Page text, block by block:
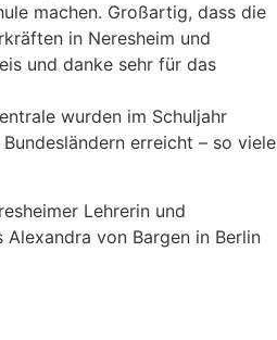
machen. Großartig, dass die
in Neresheim und
und danke sehr für das
wurden im Schuljahr
erreicht – so viele
Lehrerin und
von Bargen in Berlin